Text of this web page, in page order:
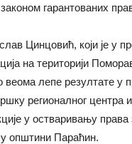
гарантованих
Цинцовић, који је у
на територији
веома лепе резултате у
регионалног центра
у остваривању
општини Параћин.